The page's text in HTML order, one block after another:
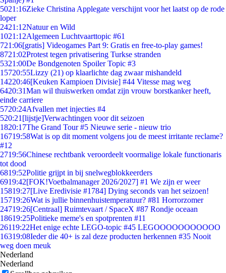
5021:16Zieke Christina Applegate verschijnt voor het laatst op de rode
loper
2421:12Natuur en Wild
1021:12Algemeen Luchtvaarttopic #61
721:06[gratis] Videogames Part 9: Gratis en free-to-play games!
8721:02Protest tegen privatisering Turkse stranden
5321:00De Bondgenoten Spoiler Topic #3
15720:55Lizzy (21) op klaarlichte dag zwaar mishandeld
14220:46[Keuken Kampioen Divisie] #44 Vitesse mag weg
6420:31Man wil thuiswerken omdat zijn vrouw borstkanker heeft,
einde carriere
5720:24Afvallen met injecties #4
520:21 [lijstje]Verwachtingen voor dit seizoen
1820:17The Grand Tour #5 Nieuwe serie - nieuw trio
16719:58Wat is op dit moment volgens jou de meest irritante reclame?
#12
2719:56Chinese rechtbank veroordeelt voormalige lokale functionaris
tot dood
6819:52Politie grijpt in bij snelwegblokkeerders
6919:42[FOK!Voetbalmanager 2026/2027] #1 We zijn er weer
15819:27[Live Eredivisie #1784] Dying seconds van het seizoen!
15719:26Wat is jullie binnenhuistemperatuur? #81 Horrorzomer
24719:26[Centraal] Ruimtevaart / SpaceX #87 Rondje oceaan
18619:25Politieke meme's en spotprenten #11
26119:22Het enige echte LEGO-topic #45 LEGOOOOOOOOOOO
16319:08Ieder die 40+ is zal deze producten herkennen #35 Nooit
weg doen meuk
Nederland
Nederland